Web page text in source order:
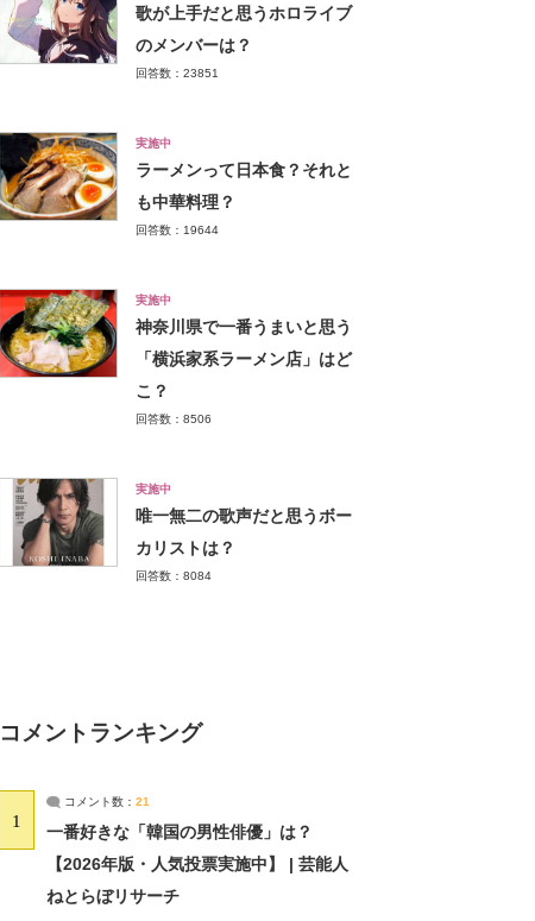
歌が上手だと思うホロライブ
のメンバーは？
回答数：23851
実施中
ラーメンって日本食？それと
も中華料理？
回答数：19644
実施中
神奈川県で一番うまいと思う
「横浜家系ラーメン店」はど
こ？
回答数：8506
実施中
唯一無二の歌声だと思うボー
カリストは？
回答数：8084
コメントランキング
1
コメント数： 21
一番好きな「韓国の男性俳優」は？
【2026年版・人気投票実施中】 | 芸能人
ねとらぼリサーチ